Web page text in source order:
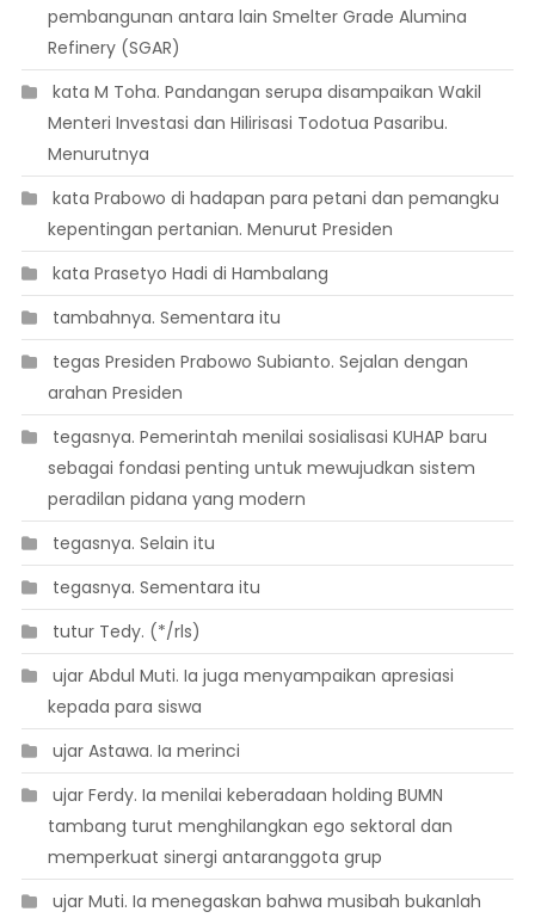
pembangunan antara lain Smelter Grade Alumina
Refinery (SGAR)
 kata M Toha. Pandangan serupa disampaikan Wakil
Menteri Investasi dan Hilirisasi Todotua Pasaribu.
Menurutnya
 kata Prabowo di hadapan para petani dan pemangku
kepentingan pertanian. Menurut Presiden
 kata Prasetyo Hadi di Hambalang
 tambahnya. Sementara itu
 tegas Presiden Prabowo Subianto. Sejalan dengan
arahan Presiden
 tegasnya. Pemerintah menilai sosialisasi KUHAP baru
sebagai fondasi penting untuk mewujudkan sistem
peradilan pidana yang modern
 tegasnya. Selain itu
 tegasnya. Sementara itu
 tutur Tedy. (*/rls)
 ujar Abdul Muti. Ia juga menyampaikan apresiasi
kepada para siswa
 ujar Astawa. Ia merinci
 ujar Ferdy. Ia menilai keberadaan holding BUMN
tambang turut menghilangkan ego sektoral dan
memperkuat sinergi antaranggota grup
 ujar Muti. Ia menegaskan bahwa musibah bukanlah